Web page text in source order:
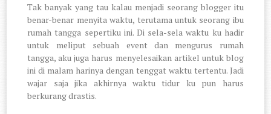
Tak banyak yang tau kalau menjadi seorang blogger itu
benar-benar menyita waktu, terutama untuk seorang ibu
rumah tangga sepertiku ini. Di sela-sela waktu ku hadir
untuk meliput sebuah event dan mengurus rumah
tangga, aku juga harus menyelesaikan artikel untuk blog
ini di malam harinya dengan tenggat waktu tertentu. Jadi
wajar saja jika akhirnya waktu tidur ku pun harus
berkurang drastis.